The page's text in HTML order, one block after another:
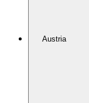
Austria